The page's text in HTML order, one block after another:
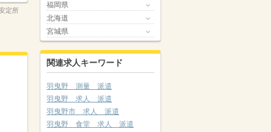
定所
福岡県
北海道
宮城県
関連求人キーワード
羽曳野 測量 派遣
羽曳野 求人 派遣
羽曳野市 求人 派遣
羽曳野 食堂 求人 派遣